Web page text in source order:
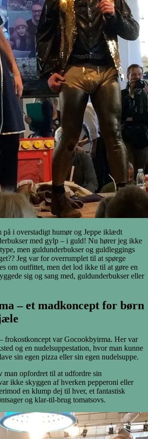
på i overstadigt humør og Jeppe iklædt
med gylp – i guld! Nu hører jeg ikke
men guldunderbukser og guldleggings
Jeg var for overrumplet til at spørge
om outfittet, men det lod ikke til at gøre en
sig og sang med, guldunderbukser eller
– et madkoncept for børn
frokostkoncept var Gocookbyirma. Her var
og en nudelsuppestation, hvor man kunne
sin egen pizza eller sin egen nudelsuppe.
man opfordret til at udfordre sin
ikke skyggen af hverken pepperoni eller
en klump dej til hver, et fantastisk
og klar-til-brug tomatsovs.